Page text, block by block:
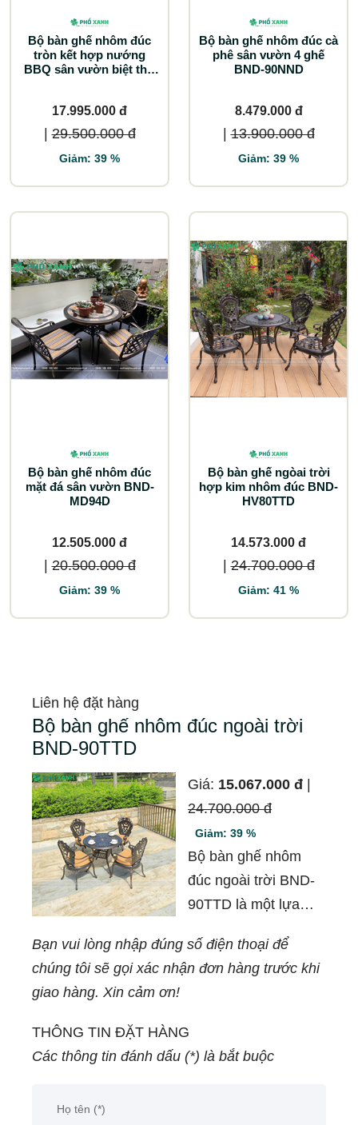
Bộ bàn ghế nhôm đúc
tròn kết hợp nướng
BBQ sân vườn biệt thự
17.995.000 đ
| 29.500.000 đ
Giảm: 39 %
Bộ bàn ghế nhôm đúc cà
phê sân vườn 4 ghế
BND-90NND
8.479.000 đ
| 13.900.000 đ
Giảm: 39 %
Bộ bàn ghế nhôm đúc
mặt đá sân vườn BND-
MD94D
12.505.000 đ
| 20.500.000 đ
Giảm: 39 %
Bộ bàn ghế ngòai trời
hợp kim nhôm đúc BND-
HV80TTD
14.573.000 đ
| 24.700.000 đ
Giảm: 41 %
Liên hệ đặt hàng
Bộ bàn ghế nhôm đúc ngoài trời
BND-90TTD
Giá: 15.067.000 đ |
24.700.000 đ
Giảm: 39 %
Bộ bàn ghế nhôm
đúc ngoài trời BND-
90TTD là một lựa
không gian ngoài
trời, sân vườn, quán
Bạn vui lòng nhập đúng số điện thoại để
chúng tôi sẽ gọi xác nhận đơn hàng trước khi
giao hàng. Xin cảm ơn!
THÔNG TIN ĐẶT HÀNG
Các thông tin đánh dấu (*) là bắt buộc